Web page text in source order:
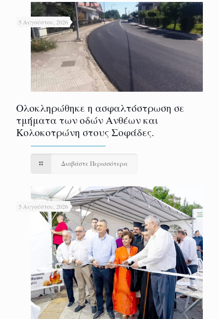
5 Αυγούστου, 2026
Ολοκληρώθηκε η ασφαλτόστρωση σε
τμήματα των οδών Ανθέων και
Κολοκοτρώνη στους Σοφάδες.
Διαβάστε Περισσότερα
5 Αυγούστου, 2026